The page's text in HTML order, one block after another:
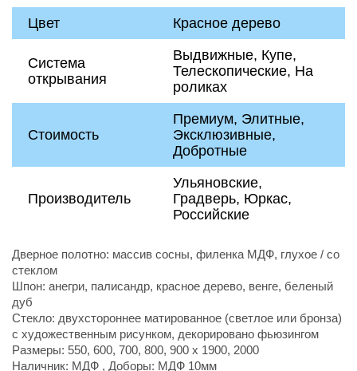
Цвет
Красное дерево
Система
открывания
Выдвижные, Купе,
Телескопические, На
роликах
Стоимость
Премиум, Элитные,
Эксклюзивные,
Добротные
Производитель
Ульяновские,
Градверь, Юркас,
Российские
Дверное полотно: массив сосны, филенка МДФ, глухое / со
стеклом
Шпон: анегри, палисандр, красное дерево, венге, беленый
дуб
Стекло: двухстороннее матированное (светлое или бронза)
с художественным рисунком, декорировано фьюзингом
Размеры: 550, 600, 700, 800, 900 х 1900, 2000
Наличник: МДФ , Доборы: МДФ 10мм